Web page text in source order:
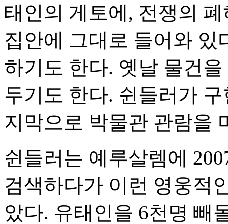
태인의 게토에, 전쟁의
집안에 그대로 들어와 있
하기도 한다. 옛날 물건
두기도 한다. 쉰들러가
지막으로 박물관 관람을
쉰들러는 예루살렘에
검색하다가 이런 영웅적
았다. 유태인을 6천명 빼